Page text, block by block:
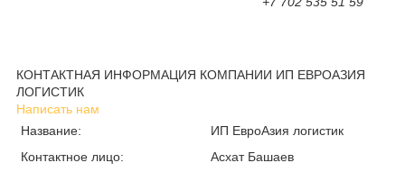
КОНТАКТНАЯ ИНФОРМАЦИЯ КОМПАНИИ ИП ЕВРОАЗИЯ
ЛОГИСТИК
Написать нам
Название:
ИП ЕвроАзия логистик
Контактное лицо:
Асхат Башаев